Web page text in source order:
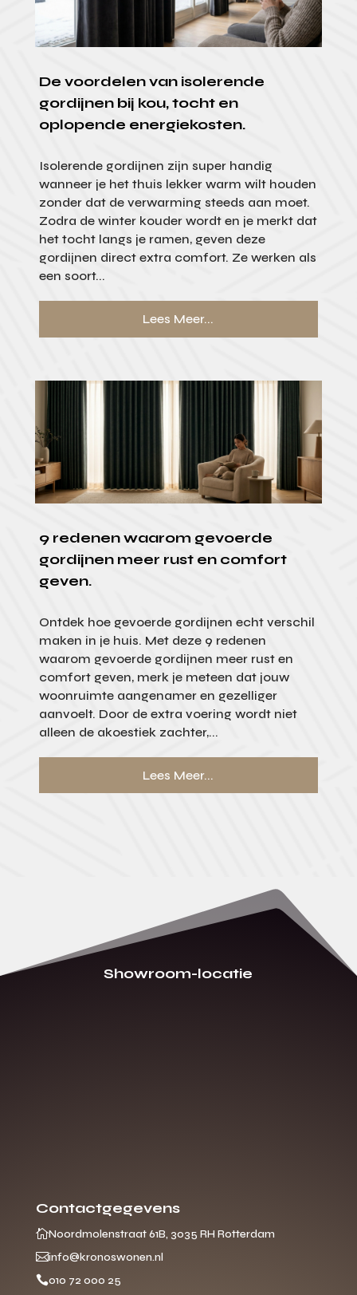
De voordelen van isolerende
gordijnen bij kou, tocht en
oplopende energiekosten.
Isolerende gordijnen zijn super handig
wanneer je het thuis lekker warm wilt houden
zonder dat de verwarming steeds aan moet.
Zodra de winter kouder wordt en je merkt dat
het tocht langs je ramen, geven deze
gordijnen direct extra comfort. Ze werken als
een soort...
Lees Meer...
9 redenen waarom gevoerde
gordijnen meer rust en comfort
geven.
Ontdek hoe gevoerde gordijnen echt verschil
maken in je huis. Met deze 9 redenen
waarom gevoerde gordijnen meer rust en
comfort geven, merk je meteen dat jouw
woonruimte aangenamer en gezelliger
aanvoelt. Door de extra voering wordt niet
alleen de akoestiek zachter,...
Lees Meer...
Showroom-locatie
Contactgegevens
Noordmolenstraat 61B, 3035 RH Rotterdam
info@kronoswonen.nl
010 72 000 25